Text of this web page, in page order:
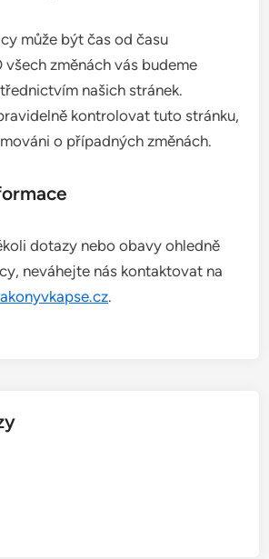
může být čas od času
všech změnách vás budeme
našich stránek.
kontrolovat tuto stránku,
o případných změnách.
dotazy nebo obavy ohledně
neváhejte nás kontaktovat na
.